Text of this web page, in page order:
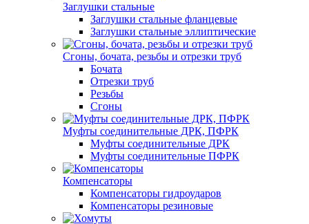
Заглушки стальные
Заглушки стальные фланцевые
Заглушки стальные эллиптические
Сгоны, бочата, резьбы и отрезки труб
Бочата
Отрезки труб
Резьбы
Сгоны
Муфты соединительные ДРК, ПФРК
Муфты соединительные ДРК
Муфты соединительные ПФРК
Компенсаторы
Компенсаторы гидроударов
Компенсаторы резиновые